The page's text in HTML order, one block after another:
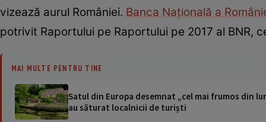
vizează aurul României. Banca Națională a
potrivit Raportului pe Raportului pe 2017 al BNR,
MAI MULTE PENTRU TINE
Satul din Europa desemnat „cel mai frumos din
au săturat localnicii de turiști